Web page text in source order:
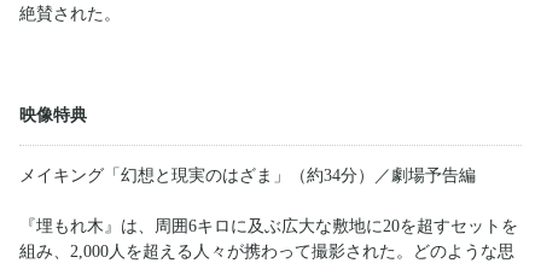
絶賛された。
映像特典
メイキング「幻想と現実のはざま」（約34分）／劇場予告編
『埋もれ木』は、周囲6キロに及ぶ広大な敷地に20を超すセットを
組み、2,000人を超える人々が携わって撮影された。どのような思